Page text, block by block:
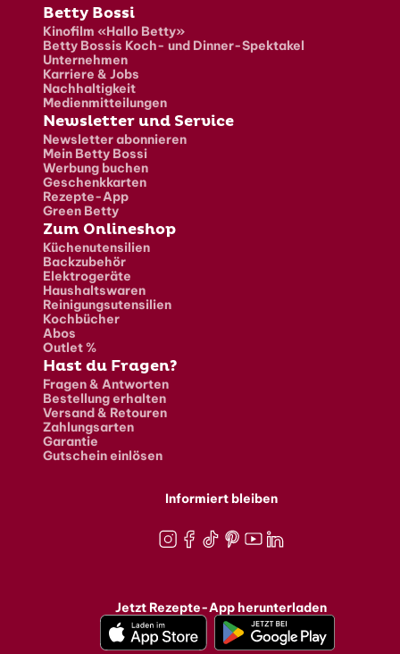
Fusszeile
Betty Bossi
Kinofilm «Hallo Betty»
Betty Bossis Koch- und Dinner-Spektakel
Unternehmen
Karriere & Jobs
Nachhaltigkeit
Medienmitteilungen
Newsletter und Service
Newsletter abonnieren
Mein Betty Bossi
Werbung buchen
Geschenkkarten
Rezepte-App
Green Betty
Zum Onlineshop
Küchenutensilien
Backzubehör
Elektrogeräte
Haushaltswaren
Reinigungsutensilien
Kochbücher
Abos
Outlet %
Hast du Fragen?
Fragen & Antworten
Bestellung erhalten
Versand & Retouren
Zahlungsarten
Garantie
Gutschein einlösen
Informiert bleiben
Jetzt Rezepte-App herunterladen